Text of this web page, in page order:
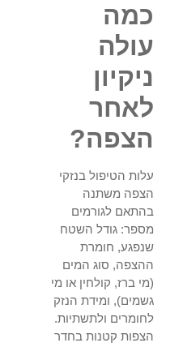
כמה
עולה
ניקיון
לאחר
הצפה?
עלות הטיפול בנזקי
הצפה משתנה
בהתאם לגורמים
מספר: גודל השטח
שנפגע, חומרת
ההצפה, סוג המים
(מי ברז, קולחין או מי
גשמים), ומידת הנזק
לחומרים ולתשתיות.
הצפות קטנות בחדר